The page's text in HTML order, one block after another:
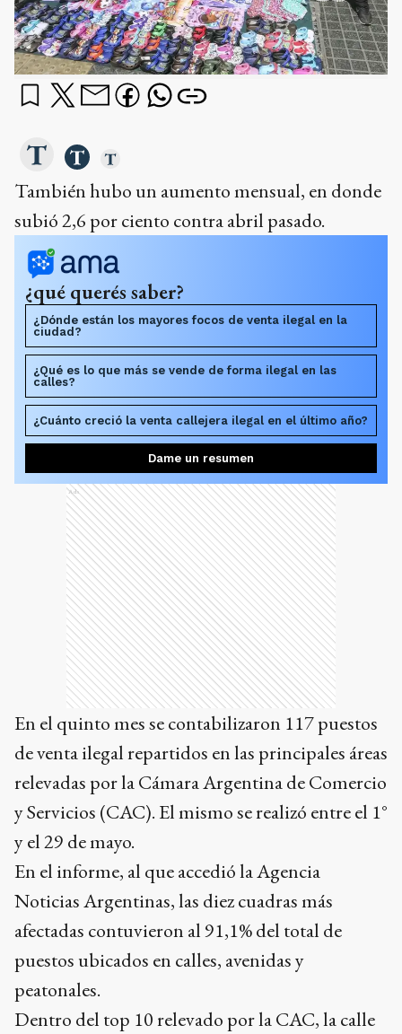
También hubo un aumento mensual, en donde
subió 2,6 por ciento contra abril pasado.
¿qué querés saber?
¿Dónde están los mayores focos de venta ilegal en la
ciudad?
¿Qué es lo que más se vende de forma ilegal en las
calles?
¿Cuánto creció la venta callejera ilegal en el último año?
Dame un resumen
Ads
En el quinto mes se contabilizaron 117 puestos
de venta ilegal repartidos en las principales áreas
relevadas por la Cámara Argentina de Comercio
y Servicios (CAC). El mismo se realizó entre el 1°
y el 29 de mayo.
En el informe, al que accedió la Agencia
Noticias Argentinas, las diez cuadras más
afectadas contuvieron al 91,1% del total de
puestos ubicados en calles, avenidas y
peatonales.
Dentro del top 10 relevado por la CAC, la calle